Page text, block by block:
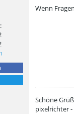
Wenn
Schöne
pixelrichter